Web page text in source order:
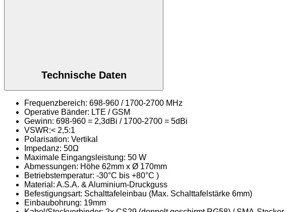
Technische Daten
Frequenzbereich: 698-960 / 1700-2700 MHz
Operative Bänder: LTE / GSM
Gewinn: 698-960 = 2,3dBi / 1700-2700 = 5dBi
VSWR:< 2,5:1
Polarisation: Vertikal
Impedanz: 50Ω
Maximale Eingangsleistung: 50 W
Abmessungen: Höhe 62mm x Ø 170mm
Betriebstemperatur: -30°C bis +80°C )
Material: A.S.A. & Aluminium-Druckguss
Befestigungsart: Schalttafeleinbau (Max. Schalttafelstärke 6mm)
Einbaubohrung: 19mm